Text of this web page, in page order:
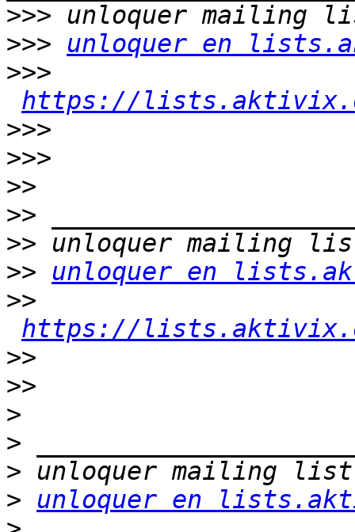
>>>
>>>
unloquer en
>>>
https://
>>>
>>>
>>
>>
>>
>>
unloquer en
>>
https://
>>
>>
>
>
>
>
unloquer en